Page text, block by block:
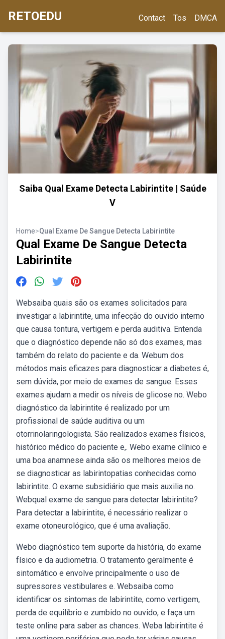
RETOEDU Contact Tos DMCA
Saiba Qual Exame Detecta Labirintite | Saúde
V
Home>Qual Exame De Sangue Detecta Labirintite
Qual Exame De Sangue Detecta
Labirintite
Websaiba quais são os exames solicitados para
investigar a labirintite, uma infecção do ouvido interno
que causa tontura, vertigem e perda auditiva. Entenda
que o diagnóstico depende não só dos exames, mas
também do relato do paciente e da. Webum dos
métodos mais eficazes para diagnosticar a diabetes é,
sem dúvida, por meio de exames de sangue. Esses
exames ajudam a medir os níveis de glicose no. Webo
diagnóstico da labirintite é realizado por um
profissional de saúde auditiva ou um
otorrinolaringologista. São realizados exames físicos,
histórico médico do paciente e,. Webo exame clínico e
uma boa anamnese ainda são os melhores meios de
se diagnosticar as labirintopatias conhecidas como
labirintite. O exame subsidiário que mais auxilia no.
Webqual exame de sangue para detectar labirintite?
Para detectar a labirintite, é necessário realizar o
exame otoneurológico, que é uma avaliação.
Webo diagnóstico tem suporte da história, do exame
físico e da audiometria. O tratamento geralmente é
sintomático e envolve principalmente o uso de
supressores vestibulares e. Websaiba como
identificar os sintomas de labirintite, como vertigem,
perda de equilíbrio e zumbido no ouvido, e faça um
teste online para saber as chances. Weba labirintite é